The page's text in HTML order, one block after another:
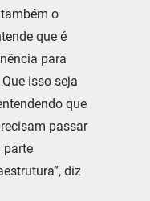
o
que é
para
isso seja
que
passar
parte
diz